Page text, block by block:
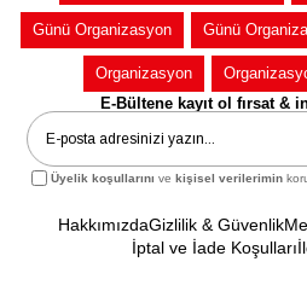
Günü Organizasyon Günü
Organizasyon
E-Bültene kayıt ol fırsat &
Üyelik koşullarını vekişisel verilerimin
HakkımızdaGizlilik & Güvenlik
İptal ve İade Koşulları